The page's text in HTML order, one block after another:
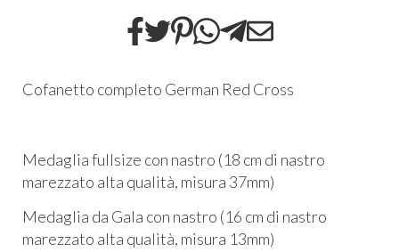
Cofanetto completo German Red Cross
Medaglia fullsize con nastro (18 cm di nastro
marezzato alta qualità, misura 37mm)
Medaglia da Gala con nastro (16 cm di nastro
marezzato alta qualità, misura 13mm)